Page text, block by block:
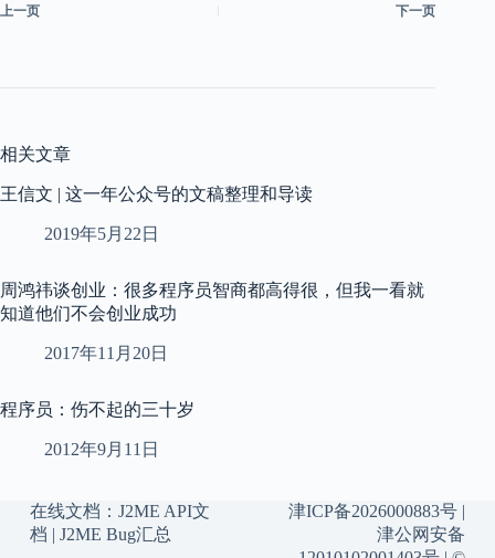
上一页 下一页
相关文章
王信文 | 这一年公众号的文稿整理和导读
2019年5月22日
周鸿祎谈创业：很多程序员智商都高得很，但我一看就
知道他们不会创业成功
2017年11月20日
程序员：伤不起的三十岁
2012年9月11日
在线文档： J2ME API文
档 | J2ME Bug汇总
津ICP备2026000883号 |
津公网安备